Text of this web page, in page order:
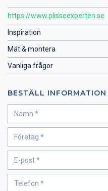
https://www.plisseexperten.se
Inspiration
Mät & montera
Vanliga frågor
BESTÄLL